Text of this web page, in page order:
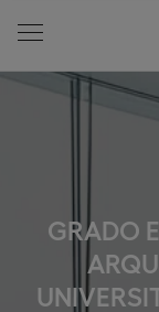
GRADO